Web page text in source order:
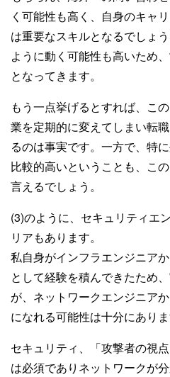
く可能性も高く、自身のキャ
は重要なスキルとなるでしょ
ように動く可能性も高いため
となってきます。
もう一点挙げるとすれば、こ
業を定期的に変えてしまい転
るのは事実です。一方で、特
比較的高いということも、こ
言えるでしょう。
(3)のように、セキュリティエ
リアもあります。
私自身がインフラエンジニア
として経験を積んできたため
が、ネットワークエンジニア
になれる可能性は十分にありま
セキュリティ、「攻撃者の視
は必須でありネットワークが